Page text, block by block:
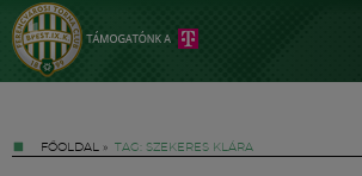
FŐOLDAL » TAG: SZEKERES KLÁRA